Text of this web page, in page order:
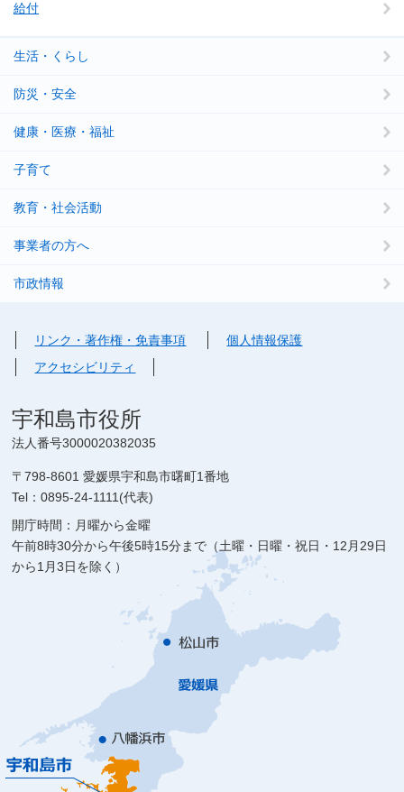
給付
生活・くらし
防災・安全
健康・医療・福祉
子育て
教育・社会活動
事業者の方へ
市政情報
リンク・著作権・免責事項
個人情報保護
アクセシビリティ
宇和島市役所
法人番号3000020382035
〒798-8601 愛媛県宇和島市曙町1番地
Tel：0895-24-1111(代表)
開庁時間：月曜から金曜
午前8時30分から午後5時15分まで（土曜・日曜・祝日・12月29日
から1月3日を除く）